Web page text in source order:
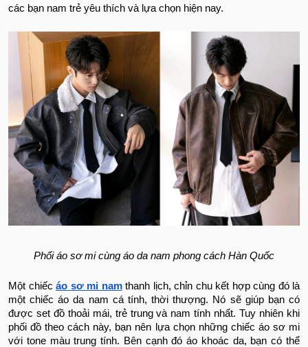
các bạn nam trẻ yêu thích và lựa chọn hiện nay.
Phối áo sơ mi cùng áo da nam phong cách Hàn Quốc
Một chiếc áo sơ mi namthanh lịch, chỉn chu kết hợp cùng đó là
một chiếc áo da nam cá tính, thời thượng. Nó sẽ giúp bạn có
được set đồ thoải mái, trẻ trung và nam tính nhất. Tuy nhiên khi
phối đồ theo cách này, bạn nên lựa chọn những chiếc áo sơ mi
với tone màu trung tính. Bên cạnh đó áo khoác da, bạn có thể